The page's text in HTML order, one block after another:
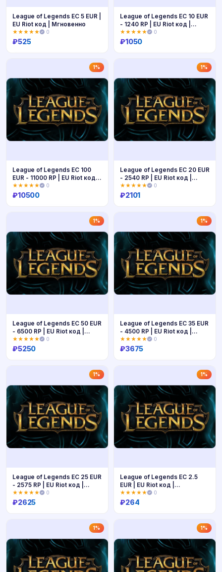
League of Legends ЕС 5 EUR |
EU Riot код | Мгновенно
★★★★★ 0
₽525
League of Legends ЕС 10 EUR
- 1240 RP | EU Riot код |
Мгновенно
★★★★★ 0
₽1050
1%
League of Legends ЕС 100
EUR - 11000 RP | EU Riot код |
Мгновенно
★★★★★ 0
₽10500
1%
League of Legends ЕС 20 EUR
- 2540 RP | EU Riot код |
Мгновенно
★★★★★ 0
₽2101
1%
League of Legends ЕС 50 EUR
- 6500 RP | EU Riot код |
Мгновенно
★★★★★ 0
₽5250
1%
League of Legends ЕС 35 EUR
- 4500 RP | EU Riot код |
Мгновенно
★★★★★ 0
₽3675
1%
League of Legends ЕС 25 EUR
- 2575 RP | EU Riot код |
Мгновенно
★★★★★ 0
₽2625
1%
League of Legends ЕС 2.5
EUR | EU Riot код |
Мгновенно
★★★★★ 0
₽264
1% 1%